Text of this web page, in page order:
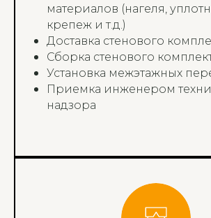
материалов (нагеля,
крепеж и т.д.)
Доставка стенового
Сборка стенового
Установка межэтажных
Приемка инженером
надзора